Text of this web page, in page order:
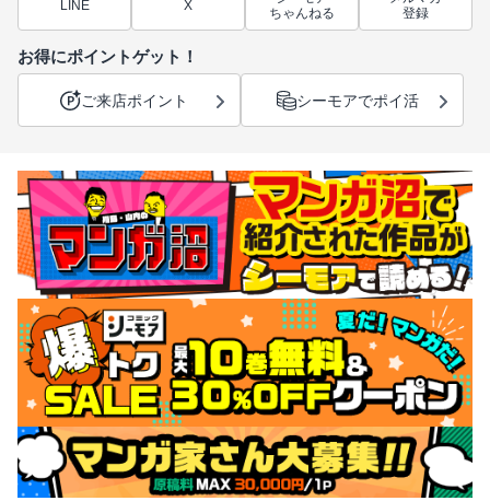
LINE X
ちゃんねる
登録
お得にポイントゲット！
ご来店ポイント シーモアでポイ活